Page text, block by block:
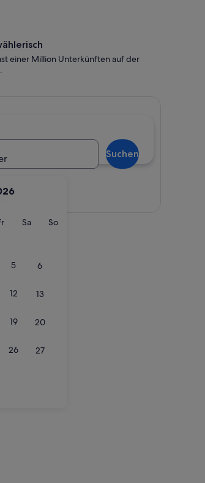
Freitag
SaSamstag
SoSonntag
5 6
12 13
19 20
26 27
Suchen
einer Million Unterkünften auf der